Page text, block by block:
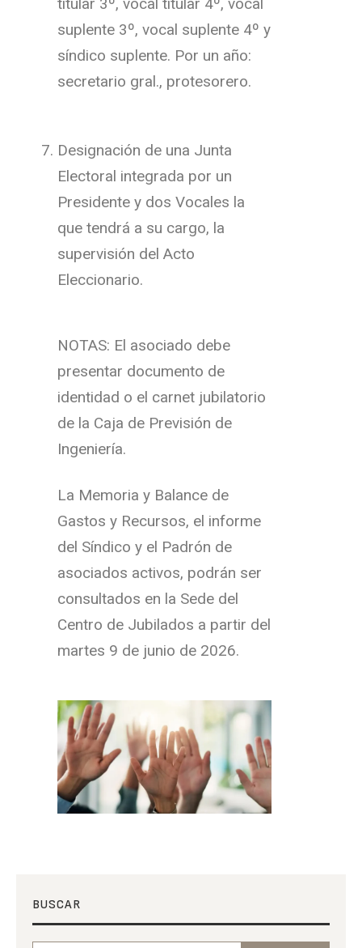
titular 3º, vocal titular 4º, vocal
suplente 3º, vocal suplente 4º y
síndico suplente. Por un año:
secretario gral., protesorero.
Designación de una Junta
Electoral integrada por un
Presidente y dos Vocales la
que tendrá a su cargo, la
supervisión del Acto
Eleccionario.
NOTAS: El asociado debe
presentar documento de
identidad o el carnet jubilatorio
de la Caja de Previsión de
Ingeniería.
La Memoria y Balance de
Gastos y Recursos, el informe
del Síndico y el Padrón de
asociados activos, podrán ser
consultados en la Sede del
Centro de Jubilados a partir del
martes 9 de junio de 2026.
BUSCAR